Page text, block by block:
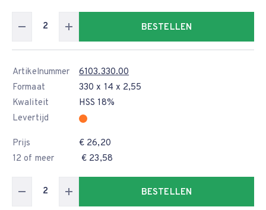
BESTELLEN
Artikelnummer
6103.330.00
Formaat
330 x 14 x 2,55
Kwaliteit
HSS 18%
Levertijd
Prijs
€ 26,20
12 of meer
€ 23,58
BESTELLEN